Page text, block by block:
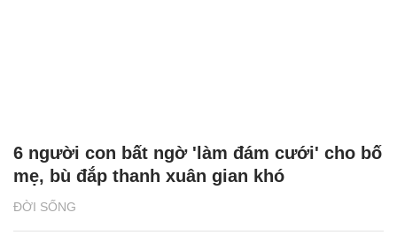
ĐỜI SỐNG
6 người con bất ngờ 'làm đám cưới' cho bố
mẹ, bù đắp thanh xuân gian khó